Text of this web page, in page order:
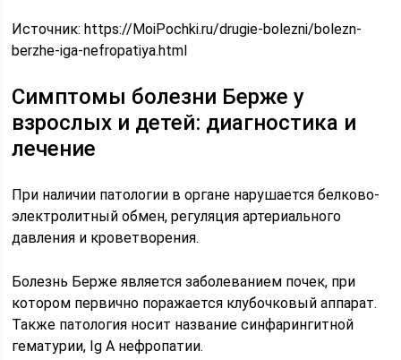
Источник:https://MoiPochki.ru/drugie-bolezni/bolezn-
berzhe-iga-nefropatiya.html
Симптомы болезни Берже у
взрослых и детей: диагностика и
лечение
При наличии патологии в органе нарушается белково-
электролитный обмен, регуляция артериального
давления и кроветворения.
Болезнь Берже является заболеванием почек, при
котором первично поражается клубочковый аппарат.
Также патология носит название синфарингитной
гематурии, Ig A нефропатии.